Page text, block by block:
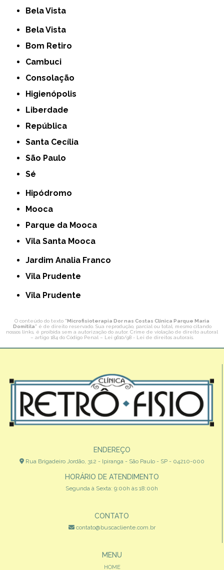
Bela Vista
Bela Vista
Bom Retiro
Cambuci
Consolação
Higienópolis
Liberdade
República
Santa Cecília
São Paulo
Sé
Hipódromo
Mooca
Parque da Mooca
Vila Santa Mooca
Jardim Analia Franco
Vila Prudente
Vila Prudente
O conteúdo do texto "Microfisioterapia Dor nas Costas Clínica Parque Maria
Domitila" é de direito reservado. Sua reprodução, parcial ou total, mesmo citando
nossos links, é proibida sem a autorização do autor. Crime de violação de direito autoral
– artigo 184 do Código Penal – Lei 9610/98 - Lei de direitos autorais.
ENDEREÇO
Rua Brigadeiro Jordão, 312 - Ipiranga - São Paulo - SP - 04210-000
HORÁRIO DE ATENDIMENTO
Segunda à Sexta: 9:00h às 18:00h
CONTATO
contato@buscacliente.com.br
MENU
HOME